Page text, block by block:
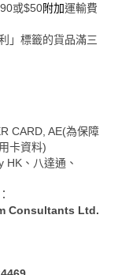
或$50附加運輸費
」標籤的貨品滿三
CARD, AE(為保障
卡資料)
HK、八達通、
Consultants Ltd.